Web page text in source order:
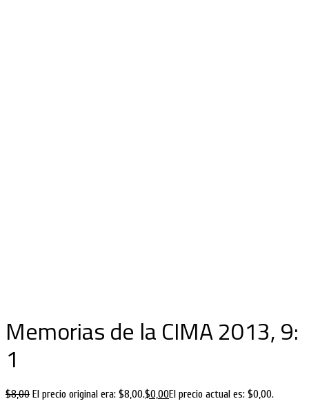
Memorias de la CIMA 2013, 9:
1
$8,00 El precio original era: $8,00.$0,00El precio actual es: $0,00.